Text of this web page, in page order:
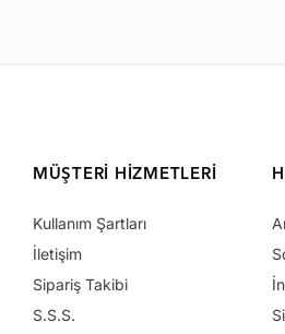
MÜŞTERI HIZMETLERI
Kullanım Şartları
İletişim
Sipariş Takibi
S.S.S.